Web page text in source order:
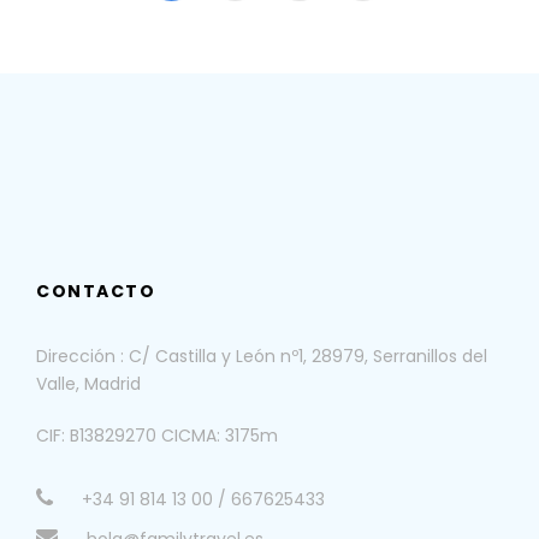
CONTACTO
Dirección : C/ Castilla y León nº1, 28979, Serranillos del
Valle, Madrid
CIF: B13829270 CICMA: 3175m
+34 91 814 13 00 / 667625433